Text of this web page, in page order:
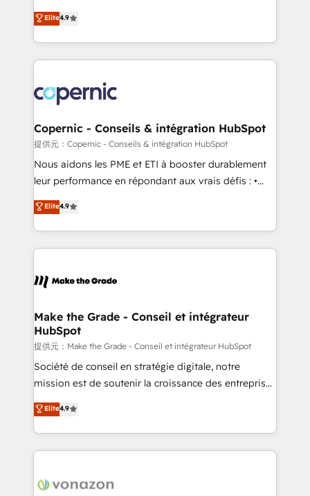
growth • Create content and videos that attract
buyers • Use AI to scale smarter Our coaching-led
lasts. So if you're ready to become the most trusted
voice in your market, let’s talk.
businesses. We go beyond implementation, shaping
the strategy, processes, and teams that turn
HubSpot into a genuine growth engine. Named
HubSpot's Global Partner of the Year in 2024,
worldwide, and with over 15 years in the ecosystem,
Huble has built a track record that speaks for itself.
One company, one operating model, delivering
across offices and consulting teams in the UK, USA,
Canada, Germany, France, Belgium, Singapore, and
South Africa. Certified compliant with ISO/IEC
international offices and 175+ employees.
Elite4.9
Copernic - Conseils & intégration HubSpot
提供元：Copernic - Conseils & intégration HubSpot
Nous aidons les PME et ETI à booster durablement
leur performance en répondant aux vrais défis : •
Intégration de HubSpot avec d’autres outils (ERP,
téléphonie, etc.) • Alignement des équipes grâce à un
outil et des données partagées • Amélioration de la
collecte et de l’analyse des données pour des
de la productivité des équipes Notre équipe de 30
avec un engagement total, alignant processus
métiers et technologie, et guidant vos équipes à
travers le changement, tout en centrant vos objectifs
d’entreprise. Grâce à une méthodologie éprouvée
auprès de plus de 400 clients, nous comprenons
HubSpot dans votre organisation. Pour toute
question technique ou besoin de structuration de
Elite4.9
Make the Grade - Conseil et intégrateur
HubSpot
提供元：Make the Grade - Conseil et intégrateur HubSpot
Société de conseil en stratégie digitale, notre
mission est de soutenir la croissance des entreprises
B2B à travers l’acquisition de nouveaux clients,
l'intégration CRM et le développement des revenus
auprès de vos comptes existants. En France et à
l'international, nous travaillons avec des ETI
delà d’une simple transformation digitale et des
Elite4.9